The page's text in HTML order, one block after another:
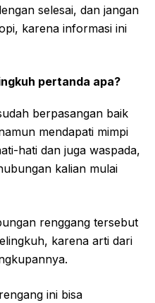
selesai, dan jangan
karena informasi ini
pertanda apa?
berpasangan baik
mendapati mimpi
hati dan juga waspada,
kalian mulai
renggang tersebut
karena arti dari
ini bisa